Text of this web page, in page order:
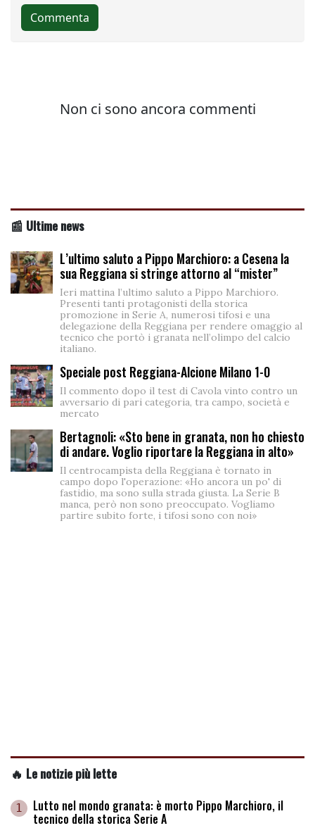
📰 Ultime news
L’ultimo saluto a Pippo Marchioro: a Cesena la
sua Reggiana si stringe attorno al “mister”
Ieri mattina l’ultimo saluto a Pippo Marchioro.
Presenti tanti protagonisti della storica
promozione in Serie A, numerosi tifosi e una
delegazione della Reggiana per rendere omaggio al
tecnico che portò i granata nell’olimpo del calcio
italiano.
Speciale post Reggiana-Alcione Milano 1-0
Il commento dopo il test di Cavola vinto contro un
avversario di pari categoria, tra campo, società e
mercato
Bertagnoli: «Sto bene in granata, non ho chiesto
di andare. Voglio riportare la Reggiana in alto»
Il centrocampista della Reggiana è tornato in
campo dopo l'operazione: «Ho ancora un po' di
fastidio, ma sono sulla strada giusta. La Serie B
manca, però non sono preoccupato. Vogliamo
partire subito forte, i tifosi sono con noi»
🔥 Le notizie più lette
1 Lutto nel mondo granata: è morto Pippo Marchioro, il
tecnico della storica Serie A